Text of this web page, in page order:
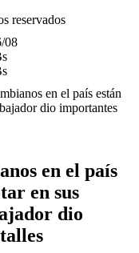
reservados
08
en el país están
dio importantes
en el país
en sus
dio